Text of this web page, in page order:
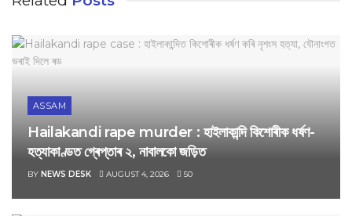
ASSAM
Hailakandi rape murder : হাইলাকান্দি কিশোৰীক ধৰ্ষণ-
হত্যাকাণ্ডত গ্ৰেপ্তাৰ ২, নাবালকো জড়িত
BY NEWS DESK AUGUST 4, 2026 50